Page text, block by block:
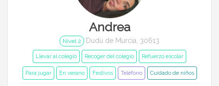
Andrea
Nivel 2 Dudú de Murcia, 30613
Llevar al colegio Recoger del colegio Refuerzo escolar
Para jugar En verano Festivos Teléfono Cuidado de niños